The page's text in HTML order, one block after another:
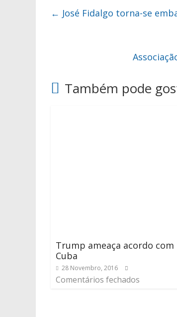
← José Fidalgo torna-se
Também pode
Trump ameaça acordo com
Cuba
28 Novembro, 2016
Comentários fechados